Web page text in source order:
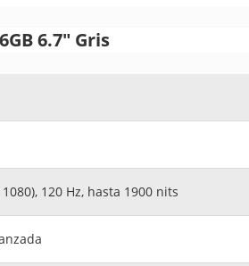
6.7" Gris
120 Hz, hasta 1900 nits